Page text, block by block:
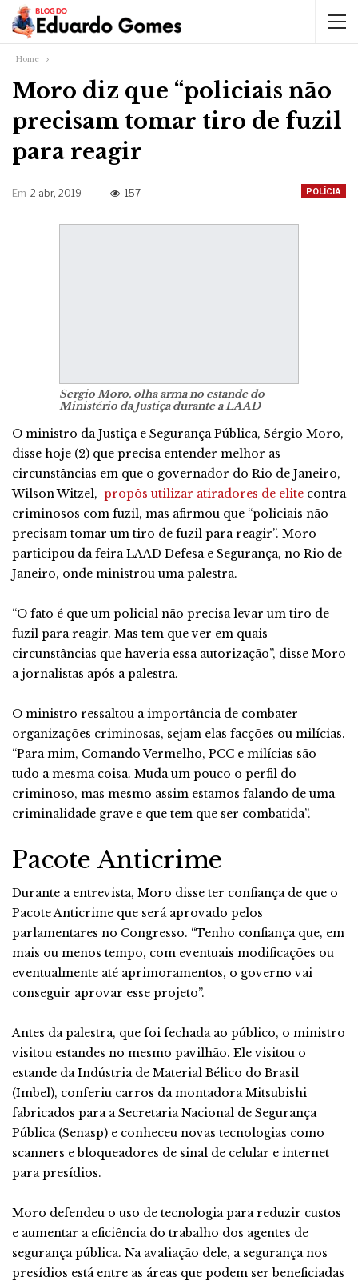
Home
Moro diz que “policiais não
precisam tomar tiro de fuzil
para reagir
POLÍCIA
Em 2 abr, 2019 157
Sergio Moro, olha arma no estande do
Ministério da Justiça durante a LAAD
O ministro da Justiça e Segurança Pública, Sérgio Moro,
disse hoje (2) que precisa entender melhor as
circunstâncias em que o governador do Rio de Janeiro,
Wilson Witzel, propôs utilizar atiradores de elite contra
criminosos com fuzil, mas afirmou que “policiais não
precisam tomar um tiro de fuzil para reagir”. Moro
participou da feira LAAD Defesa e Segurança, no Rio de
Janeiro, onde ministrou uma palestra.
“O fato é que um policial não precisa levar um tiro de
fuzil para reagir. Mas tem que ver em quais
circunstâncias que haveria essa autorização”, disse Moro
a jornalistas após a palestra.
O ministro ressaltou a importância de combater
organizações criminosas, sejam elas facções ou milícias.
“Para mim, Comando Vermelho, PCC e milícias são
tudo a mesma coisa. Muda um pouco o perfil do
criminoso, mas mesmo assim estamos falando de uma
criminalidade grave e que tem que ser combatida”.
Pacote Anticrime
Durante a entrevista, Moro disse ter confiança de que o
Pacote Anticrime que será aprovado pelos
parlamentares no Congresso. “Tenho confiança que, em
mais ou menos tempo, com eventuais modificações ou
eventualmente até aprimoramentos, o governo vai
conseguir aprovar esse projeto”.
Antes da palestra, que foi fechada ao público, o ministro
visitou estandes no mesmo pavilhão. Ele visitou o
estande da Indústria de Material Bélico do Brasil
(Imbel), conferiu carros da montadora Mitsubishi
fabricados para a Secretaria Nacional de Segurança
Pública (Senasp) e conheceu novas tecnologias como
scanners e bloqueadores de sinal de celular e internet
para presídios.
Moro defendeu o uso de tecnologia para reduzir custos
e aumentar a eficiência do trabalho dos agentes de
segurança pública. Na avaliação dele, a segurança nos
presídios está entre as áreas que podem ser beneficiadas